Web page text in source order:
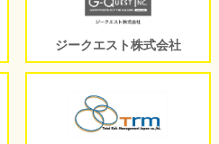
ジークエスト株式会社